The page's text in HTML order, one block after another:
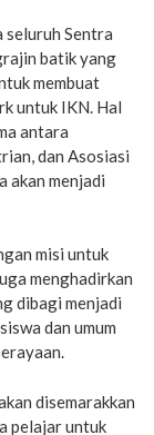
seluruh Sentra
batik yang
membuat
untuk IKN. Hal
antara
dan Asosiasi
akan menjadi
misi untuk
menghadirkan
dibagi menjadi
dan umum
disemarakkan
pelajar untuk